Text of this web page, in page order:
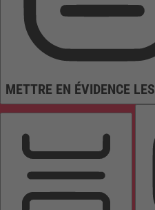
METTRE EN ÉVIDENCE